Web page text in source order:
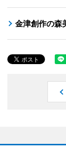
金津創作の森